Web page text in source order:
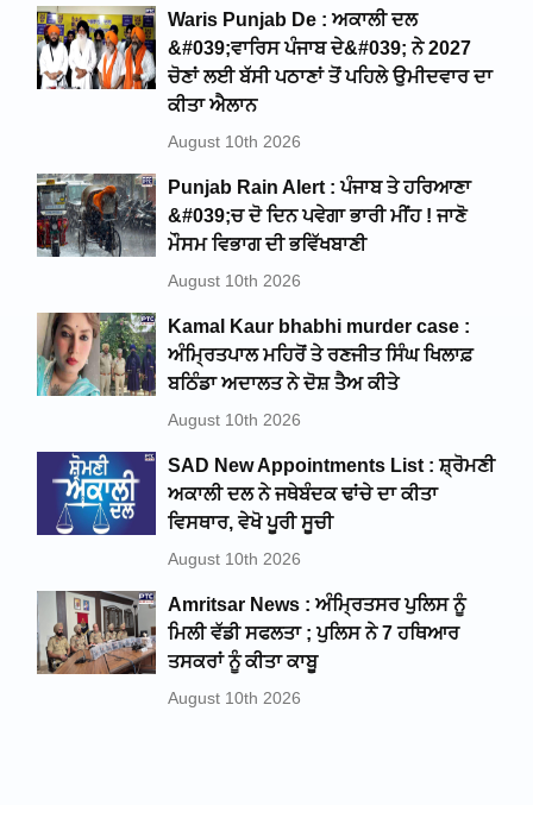
Waris Punjab De : ਅਕਾਲੀ ਦਲ
&#039;ਵਾਰਿਸ ਪੰਜਾਬ ਦੇ&#039; ਨੇ 2027
ਚੋਣਾਂ ਲਈ ਬੱਸੀ ਪਠਾਣਾਂ ਤੋਂ ਪਹਿਲੇ ਉਮੀਦਵਾਰ ਦਾ
ਕੀਤਾ ਐਲਾਨ
August 10th 2026
Punjab Rain Alert : ਪੰਜਾਬ ਤੇ ਹਰਿਆਣਾ
&#039;ਚ ਦੋ ਦਿਨ ਪਵੇਗਾ ਭਾਰੀ ਮੀਂਹ ! ਜਾਣੋ
ਮੌਸਮ ਵਿਭਾਗ ਦੀ ਭਵਿੱਖਬਾਣੀ
August 10th 2026
Kamal Kaur bhabhi murder case :
ਅੰਮ੍ਰਿਤਪਾਲ ਮਹਿਰੋਂ ਤੇ ਰਣਜੀਤ ਸਿੰਘ ਖਿਲਾਫ਼
ਬਠਿੰਡਾ ਅਦਾਲਤ ਨੇ ਦੋਸ਼ ਤੈਅ ਕੀਤੇ
August 10th 2026
SAD New Appointments List : ਸ਼੍ਰੋਮਣੀ
ਅਕਾਲੀ ਦਲ ਨੇ ਜਥੇਬੰਦਕ ਢਾਂਚੇ ਦਾ ਕੀਤਾ
ਵਿਸਥਾਰ, ਵੇਖੋ ਪੂਰੀ ਸੂਚੀ
August 10th 2026
Amritsar News : ਅੰਮ੍ਰਿਤਸਰ ਪੁਲਿਸ ਨੂੰ
ਮਿਲੀ ਵੱਡੀ ਸਫਲਤਾ ; ਪੁਲਿਸ ਨੇ 7 ਹਥਿਆਰ
ਤਸਕਰਾਂ ਨੂੰ ਕੀਤਾ ਕਾਬੂ
August 10th 2026